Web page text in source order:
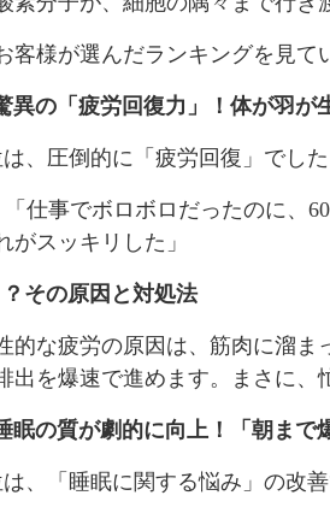
客様が選んだランキングを見て
異の「疲労回復力」！体が羽が
、圧倒的に「疲労回復」でした
仕事でボロボロだったのに、
がスッキリした」
その原因と対処法
的な疲労の原因は、筋肉に溜
出を爆速で進めます。まさに、
眠の質が劇的に向上！「朝まで
、「睡眠に関する悩み」の改善